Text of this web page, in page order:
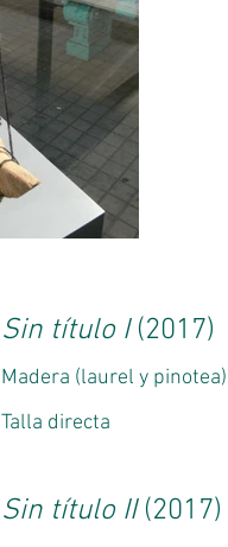
Sin título I(2017)
Madera (laurel y
Talla directa
Sin título II(2017)